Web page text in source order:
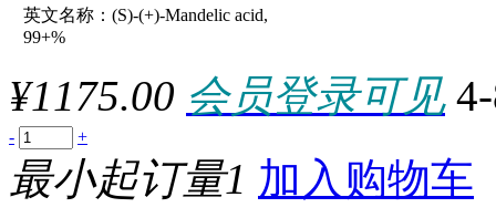
*5x100g
*5x10cm
*5x10g
*5x150mm
*5x150x270mm
参数：
英文名称：(S)-(+)-Mandelic acid,
99+%
¥1175.00 会员登录可见
- +
最小起订量1 加入购物车